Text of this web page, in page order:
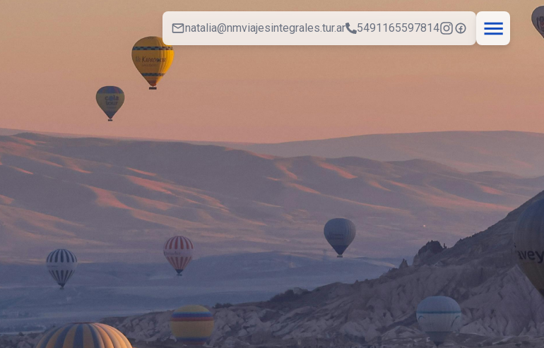
natalia@nmviajesintegrales.tur.ar 5491165597814